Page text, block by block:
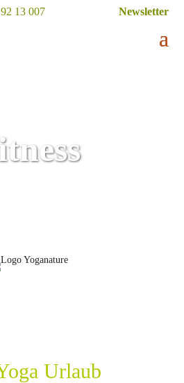
13 007 Newsletter
Urlaub